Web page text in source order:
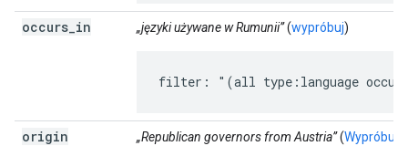
occurs in „języki używane w Rumunii”(wypróbuj)
filter: "(all type:language
origin „Republican governors from Austria”(Wypróbuj